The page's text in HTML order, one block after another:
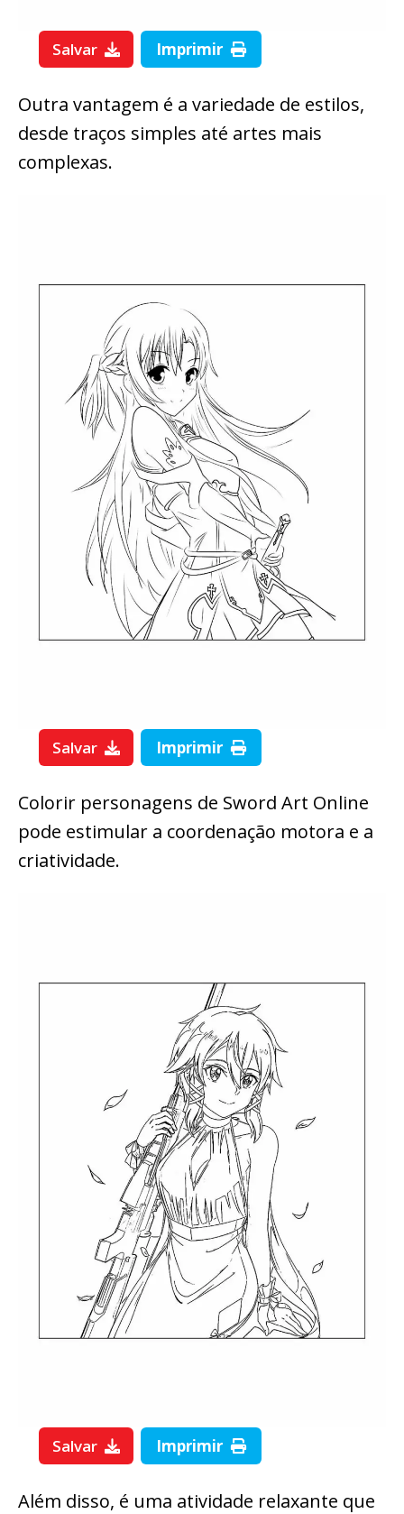
Salvar Imprimir
Outra vantagem é a variedade de estilos,
desde traços simples até artes mais
complexas.
Salvar Imprimir
Colorir personagens de Sword Art Online
pode estimular a coordenação motora e a
criatividade.
Salvar Imprimir
Além disso, é uma atividade relaxante que